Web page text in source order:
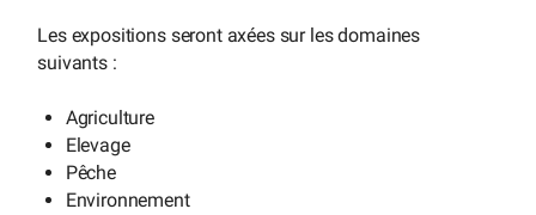
Les expositions seront axées sur les domaines
suivants :
Agriculture
Elevage
Pêche
Environnement